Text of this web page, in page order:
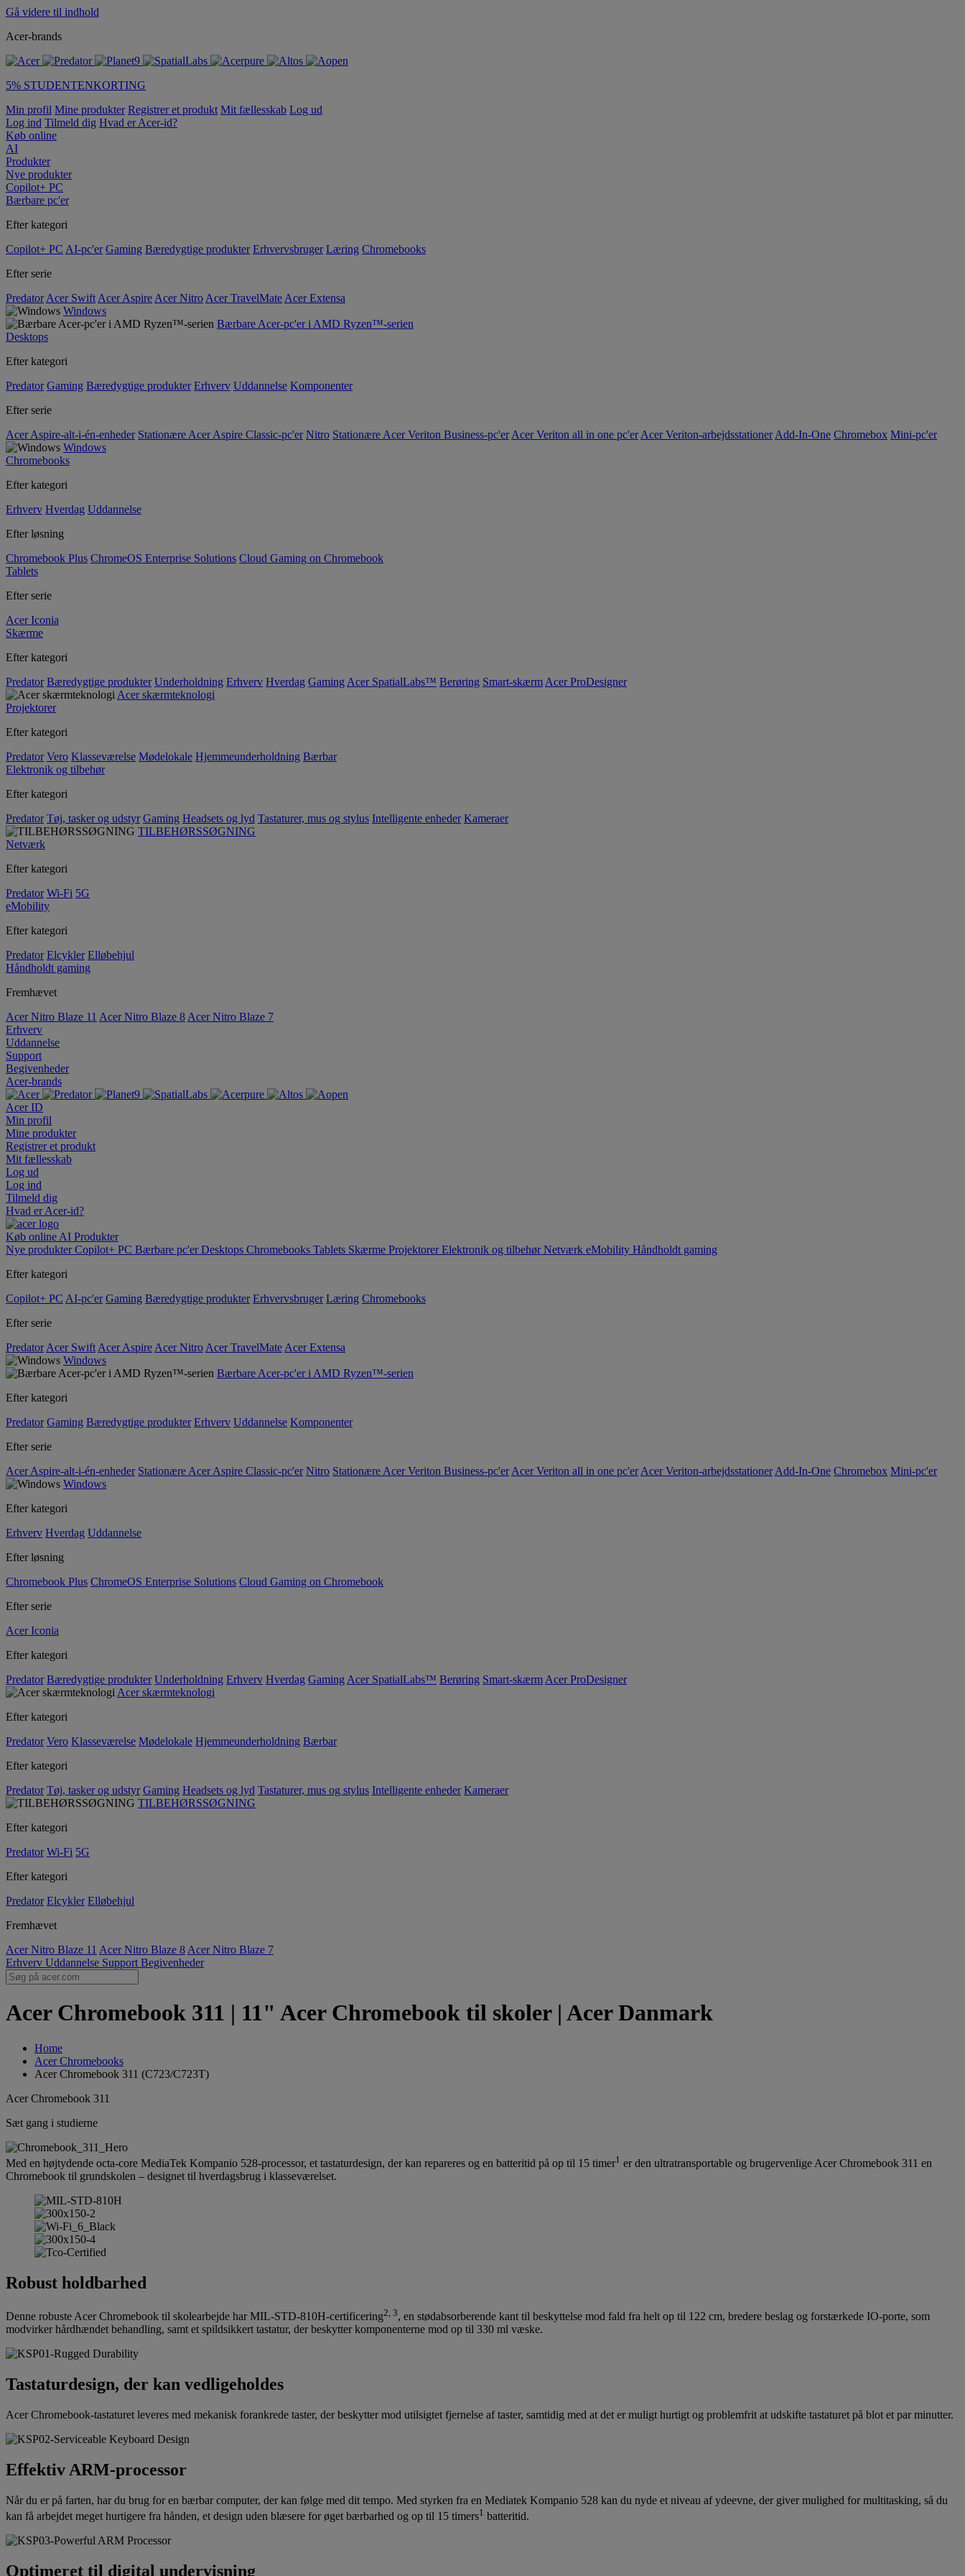
Gå videre til indhold
Acer-brands
5% STUDENTENKORTING
Min profil Mine produkter Registrer et produkt Mit fællesskab Log ud
Log ind Tilmeld dig Hvad er Acer-id?
Køb online
AI
Produkter
Nye produkter
Copilot+ PC
Bærbare pc'er
Efter kategori
Copilot+ PC AI-pc'er Gaming Bæredygtige produkter Erhvervsbruger Læring Chromebooks
Efter serie
Predator Acer Swift Acer Aspire Acer Nitro Acer TravelMate Acer Extensa
Windows
Bærbare Acer-pc'er i AMD Ryzen™-serien
Desktops
Efter kategori
Predator Gaming Bæredygtige produkter Erhverv Uddannelse Komponenter
Efter serie
Acer Aspire-alt-i-én-enheder Stationære Acer Aspire Classic-pc'er Nitro Stationære Acer Veriton Business-pc'er Acer Veriton all in one pc'er Acer Veriton-arbejdsstationer Add-In-One Chromebox Mini-pc'er
Windows
Chromebooks
Efter kategori
Erhverv Hverdag Uddannelse
Efter løsning
Chromebook Plus ChromeOS Enterprise Solutions Cloud Gaming on Chromebook
Tablets
Efter serie
Acer Iconia
Skærme
Efter kategori
Predator Bæredygtige produkter Underholdning Erhverv Hverdag Gaming Acer SpatialLabs™ Berøring Smart-skærm Acer ProDesigner
Acer skærmteknologi
Projektorer
Efter kategori
Predator Vero Klasseværelse Mødelokale Hjemmeunderholdning Bærbar
Elektronik og tilbehør
Efter kategori
Predator Tøj, tasker og udstyr Gaming Headsets og lyd Tastaturer, mus og stylus Intelligente enheder Kameraer
TILBEHØRSSØGNING
Netværk
Efter kategori
Predator Wi-Fi 5G
eMobility
Efter kategori
Predator Elcykler Elløbehjul
Håndholdt gaming
Fremhævet
Acer Nitro Blaze 11 Acer Nitro Blaze 8 Acer Nitro Blaze 7
Erhverv
Uddannelse
Support
Begivenheder
Acer-brands
Acer ID
Min profil
Mine produkter
Registrer et produkt
Mit fællesskab
Log ud
Log ind
Tilmeld dig
Hvad er Acer-id?
Køb online AI Produkter
Nye produkterCopilot+ PC Bærbare pc'erDesktops Chromebooks Tablets Skærme ProjektorerElektronik og tilbehørNetværk eMobility Håndholdt gaming
Efter kategori
Copilot+ PC AI-pc'er Gaming Bæredygtige produkter Erhvervsbruger Læring Chromebooks
Efter serie
Predator Acer Swift Acer Aspire Acer Nitro Acer TravelMate Acer Extensa
Windows
Bærbare Acer-pc'er i AMD Ryzen™-serien
Efter kategori
Predator Gaming Bæredygtige produkter Erhverv Uddannelse Komponenter
Efter serie
Acer Aspire-alt-i-én-enheder Stationære Acer Aspire Classic-pc'er Nitro Stationære Acer Veriton Business-pc'er Acer Veriton all in one pc'er Acer Veriton-arbejdsstationer Add-In-One Chromebox Mini-pc'er
Windows
Efter kategori
Erhverv Hverdag Uddannelse
Efter løsning
Chromebook Plus ChromeOS Enterprise Solutions Cloud Gaming on Chromebook
Efter serie
Acer Iconia
Efter kategori
Predator Bæredygtige produkter Underholdning Erhverv Hverdag Gaming Acer SpatialLabs™ Berøring Smart-skærm Acer ProDesigner
Acer skærmteknologi
Efter kategori
Predator Vero Klasseværelse Mødelokale Hjemmeunderholdning Bærbar
Efter kategori
Predator Tøj, tasker og udstyr Gaming Headsets og lyd Tastaturer, mus og stylus Intelligente enheder Kameraer
TILBEHØRSSØGNING
Efter kategori
Predator Wi-Fi 5G
Efter kategori
Predator Elcykler Elløbehjul
Fremhævet
Acer Nitro Blaze 11 Acer Nitro Blaze 8 Acer Nitro Blaze 7
Erhverv Uddannelse Support Begivenheder
Acer Chromebook 311 | 11" Acer Chromebook til skoler | Acer Danmark
Home
Acer Chromebooks
Acer Chromebook 311 (C723/C723T)
Acer Chromebook 311
Sæt gang i studierne
Med en højtydende octa-core MediaTek Kompanio 528-processor, et tastaturdesign, der kan repareres og en batteritid på op til 15 timer1 er den ultratransportable og brugervenlige Acer Chromebook 311 en
Chromebook til grundskolen – designet til hverdagsbrug i klasseværelset.
Robust holdbarhed
Denne robuste Acer Chromebook til skolearbejde har MIL-STD-810H-certificering2, 3, en stødabsorberende kant til beskyttelse mod fald fra helt op til 122 cm, bredere beslag og forstærkede IO-porte, som
modvirker hårdhændet behandling, samt et spildsikkert tastatur, der beskytter komponenterne mod op til 330 ml væske.
Tastaturdesign, der kan vedligeholdes
Acer Chromebook-tastaturet leveres med mekanisk forankrede taster, der beskytter mod utilsigtet fjernelse af taster, samtidig med at det er muligt hurtigt og problemfrit at udskifte tastaturet på blot et par minutter.
Effektiv ARM-processor
Når du er på farten, har du brug for en bærbar computer, der kan følge med dit tempo. Med styrken fra en Mediatek Kompanio 528 kan du nyde et niveau af ydeevne, der giver mulighed for multitasking, så du
kan få arbejdet meget hurtigere fra hånden, et design uden blæsere for øget bærbarhed og op til 15 timers1 batteritid.
Optimeret til digital undervisning